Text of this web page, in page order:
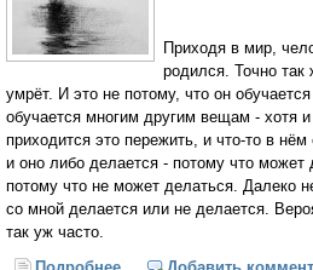
Приходя в мир,
родился. Точно
умрёт. И это не потому, что он
обучается многим другим вещам - хотя
приходится это пережить, и что-то в
и оно либо делается - потому что может
потому что не может делаться. Далеко
со мной делается или не делается.
так уж часто.